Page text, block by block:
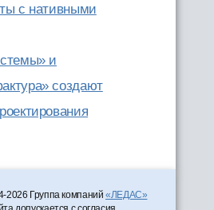
с нативными
и
создают
2026 Группа компаний«ЛЕДАС»